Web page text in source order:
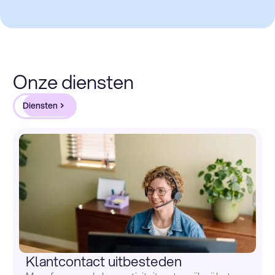
Onze diensten
Diensten
Klantcontact uitbesteden